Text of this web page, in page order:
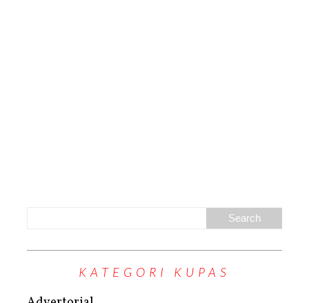
KATEGORI KUPAS